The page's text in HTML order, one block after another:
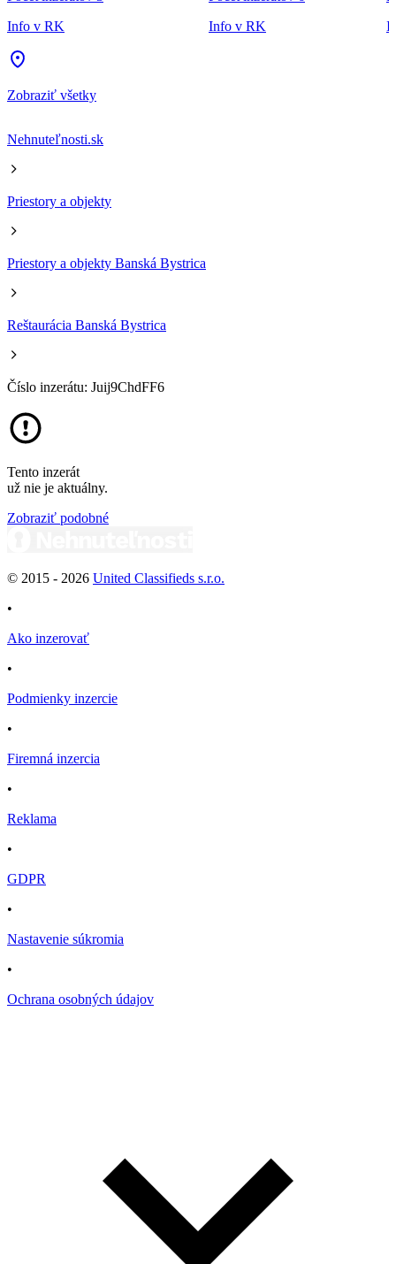
Info v RK
Info v RK
Zobraziť všetky
Nehnuteľnosti.sk
Priestory a objekty
Priestory a objekty Banská Bystrica
Reštaurácia Banská Bystrica
Číslo inzerátu: Juij9ChdFF6
Tento inzerát
už nie je aktuálny.
Zobraziť podobné
© 2015 - 2026 United Classifieds s.r.o.
•
Ako inzerovať
•
Podmienky inzercie
•
Firemná inzercia
•
Reklama
•
GDPR
•
Nastavenie súkromia
•
Ochrana osobných údajov